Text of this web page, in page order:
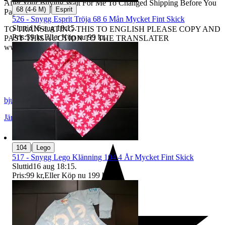
After Your Buying Wait For Me To Changed Shipping Before You
Pay...
TO TRANSLATING THIS TO ENGLISH PLEASE COPY AND
PAST THIS AUCTION TO THE TRANSLATER
www.translate.google.com...
bjure60
Järpås
68 (4-6 M) | Esprit
526 - Snygg Esprit Tröja 68 6 Mån Mycket Fint Skick
Sluttid16 aug 18:15.
Pris:59 kr,Eller Köp nu 99 kr,.
104 | Lego
517 - Snygg Lego Klänning 104 4 År Mycket Fint Skick
Sluttid16 aug 18:15.
Pris:99 kr,Eller Köp nu 199 kr